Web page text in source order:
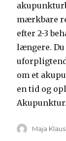
mærkbare
efter 2-3
længere.
om et
en tid og
Akupunktur.
Forfatter
Maja